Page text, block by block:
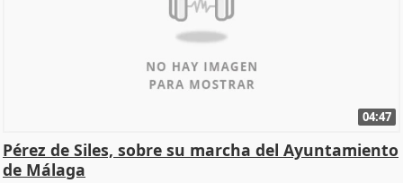
04:47
Pérez de Siles, sobre su marcha del Ayuntamiento
de Málaga